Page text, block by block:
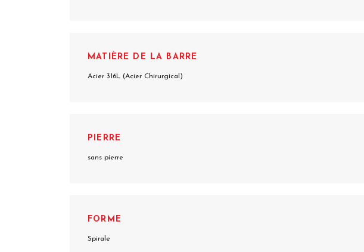
MATIÈRE DE LA BARRE
Acier 316L (Acier Chirurgical)
PIERRE
sans pierre
FORME
Spirale